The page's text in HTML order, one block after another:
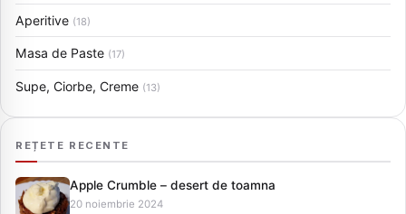
Aperitive (18)
Masa de Paste (17)
Supe, Ciorbe, Creme (13)
REȚETE RECENTE
Apple Crumble – desert de toamna
20 noiembrie 2024